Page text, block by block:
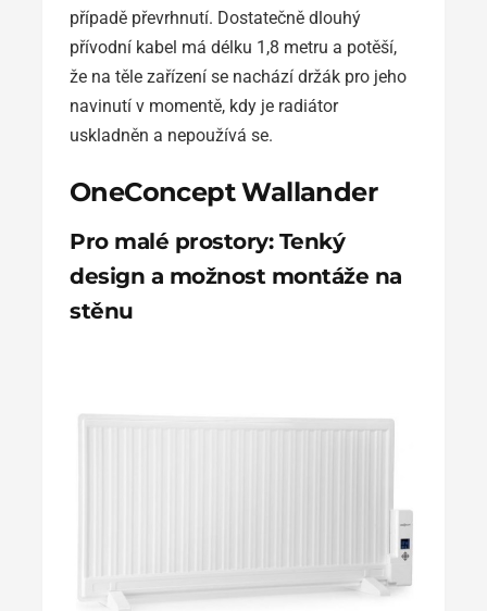
případě převrhnutí. Dostatečně dlouhý
přívodní kabel má délku 1,8 metru a potěší,
že na těle zařízení se nachází držák pro jeho
navinutí v momentě, kdy je radiátor
uskladněn a nepoužívá se.
OneConcept Wallander
Pro malé prostory: Tenký
design a možnost montáže na
stěnu